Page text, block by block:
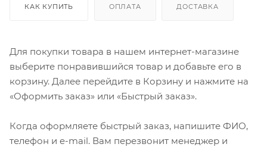
КАК КУПИТЬ ОПЛАТА ДОСТАВКА
Для покупки товара в нашем интернет-магазине
выберите понравившийся товар и добавьте его в
корзину. Далее перейдите в Корзину и нажмите на
«Оформить заказ» или «Быстрый заказ».
Когда оформляете быстрый заказ, напишите ФИО,
телефон и e-mail. Вам перезвонит менеджер и